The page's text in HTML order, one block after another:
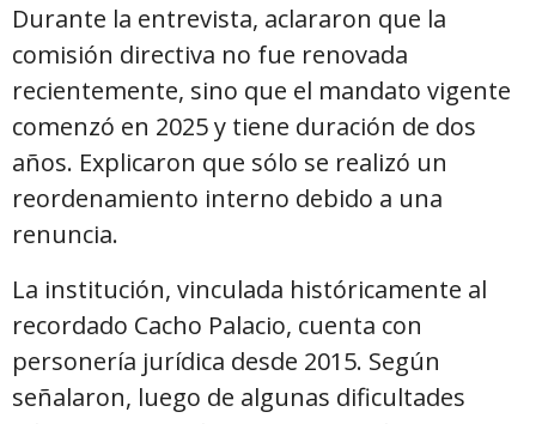
Durante la entrevista, aclararon que la
comisión directiva no fue renovada
recientemente, sino que el mandato vigente
comenzó en 2025 y tiene duración de dos
años. Explicaron que sólo se realizó un
reordenamiento interno debido a una
renuncia.
La institución, vinculada históricamente al
recordado Cacho Palacio, cuenta con
personería jurídica desde 2015. Según
señalaron, luego de algunas dificultades